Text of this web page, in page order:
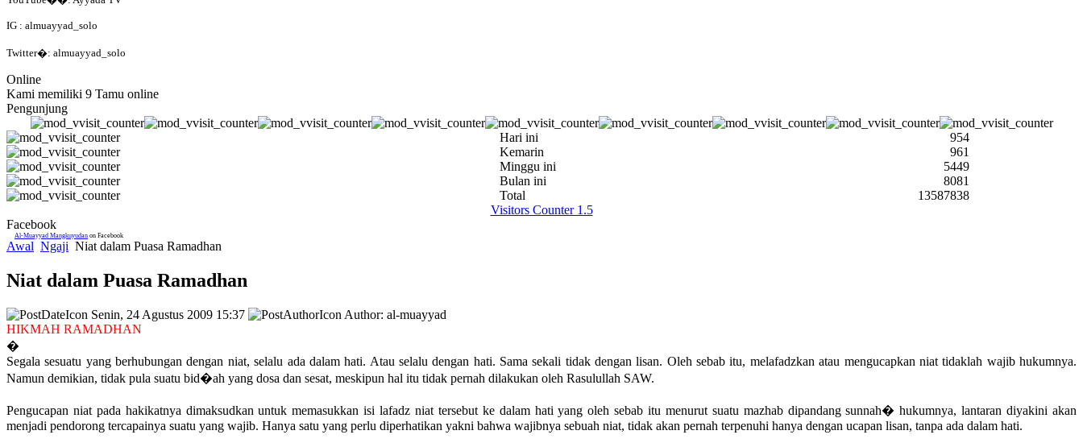
IG : almuayyad_solo
Twitter�: almuayyad_solo
Online
Kami memiliki 9 Tamu online
Pengunjung
Hari ini
954
Kemarin
961
Minggu ini
5449
Bulan ini
8081
Total
13587838
Visitors Counter 1.5
Facebook
Al-Muayyad Mangkuyudan on Facebook
Awal Ngaji Niat dalam Puasa Ramadhan
Niat dalam Puasa Ramadhan
Senin, 24 Agustus 2009 15:37
Author: al-muayyad
HIKMAH RAMADHAN
�
Segala sesuatu yang berhubungan dengan niat, selalu ada dalam hati. Atau selalu dengan hati. Sama sekali tidak dengan lisan. Oleh sebab itu, melafadzkan atau mengucapkan niat tidaklah wajib hukumnya.
Namun demikian, tidak pula suatu bid�ah yang dosa dan sesat, meskipun hal itu tidak pernah dilakukan oleh Rasulullah SAW.
Pengucapan niat pada hakikatnya dimaksudkan untuk memasukkan isi lafadz niat tersebut ke dalam hati yang oleh sebab itu menurut suatu mazhab dipandang sunnah� hukumnya, lantaran diyakini akan
menjadi pendorong tercapainya suatu yang wajib. Hanya satu yang perlu diperhatikan yakni bahwa wajibnya sebuah niat, tidak akan pernah terpenuhi hanya dengan ucapan lisan, tanpa ada dalam hati.